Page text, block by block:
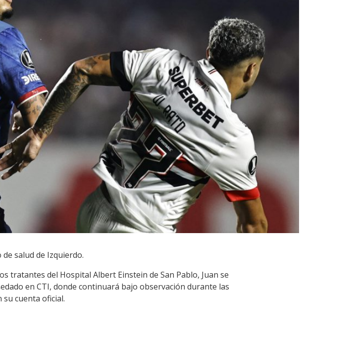
salud de Izquierdo.
tratantes del Hospital Albert Einstein de San Pablo, Juan se
en CTI, donde continuará bajo observación durante las
cuenta oficial.